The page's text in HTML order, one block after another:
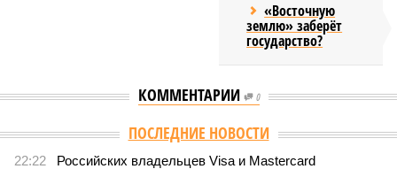
«Восточную
землю» заберёт
государство?
КОММЕНТАРИИ 0
ПОСЛЕДНИЕ НОВОСТИ
22:22
Российских владельцев Visa и Mastercard